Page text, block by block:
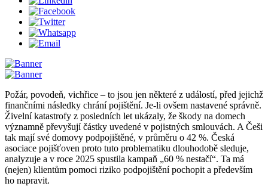
Požár, povodeň, vichřice – to jsou jen některé z událostí, před jejichž
finančními následky chrání pojištění. Je-li ovšem nastavené správně.
Živelní katastrofy z posledních let ukázaly, že škody na domech
významně převyšují částky uvedené v pojistných smlouvách. A Češi
tak mají své domovy podpojištěné, v průměru o 42 %. Česká
asociace pojišťoven proto tuto problematiku dlouhodobě sleduje,
analyzuje a v roce 2025 spustila kampaň „60 % nestačí“. Ta má
(nejen) klientům pomoci riziko podpojištění pochopit a především
ho napravit.